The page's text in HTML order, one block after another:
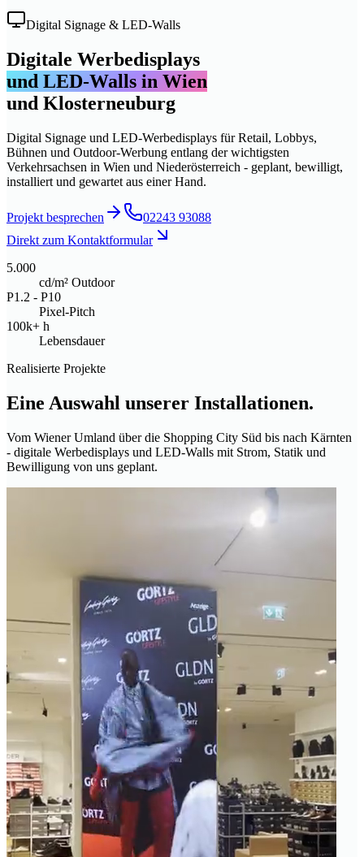
Digital Signage & LED-Walls
Digitale Werbedisplays
und LED-Walls in Wien
und Klosterneuburg
Digital Signage und LED-Werbedisplays für Retail, Lobbys,
Bühnen und Outdoor-Werbung entlang der wichtigsten
Verkehrsachsen in Wien und Niederösterreich - geplant, bewilligt,
installiert und gewartet aus einer Hand.
Projekt besprechen
02243 93088
Direkt zum Kontaktformular
5.000
cd/m² Outdoor
P1.2 - P10
Pixel-Pitch
100k+ h
Lebensdauer
Realisierte Projekte
Eine Auswahl unserer Installationen.
Vom Wiener Umland über die Shopping City Süd bis nach Kärnten
- digitale Werbedisplays und LED-Walls mit Strom, Statik und
Bewilligung von uns geplant.